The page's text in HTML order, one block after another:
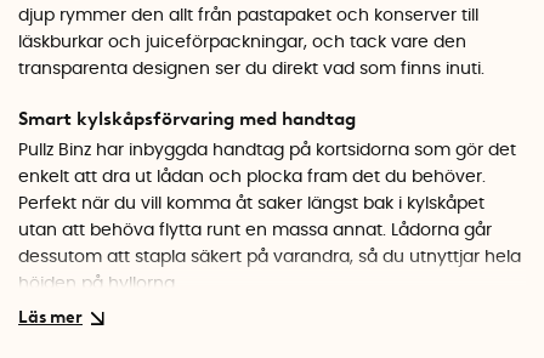
djup rymmer den allt från pastapaket och konserver till
läskburkar och juiceförpackningar, och tack vare den
transparenta designen ser du direkt vad som finns inuti.
Smart kylskåpsförvaring med handtag
Pullz Binz har inbyggda handtag på kortsidorna som gör det
enkelt att dra ut lådan och plocka fram det du behöver.
Perfekt när du vill komma åt saker längst bak i kylskåpet
utan att behöva flytta runt en massa annat. Lådorna går
dessutom att stapla säkert på varandra, så du utnyttjar hela
höjden på hyllorna.